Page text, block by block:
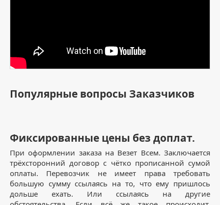
Популярные вопросы Заказчиков
Фиксированные цены без доплат.
При оформлении заказа на Везет Всем. Заключается
трёхсторонний договор с чётко прописанной сумой
оплаты. Перевозчик не имеет права требовать
большую сумму ссылаясь на то, что ему пришлось
дольше ехать. Или ссылаясь на другие